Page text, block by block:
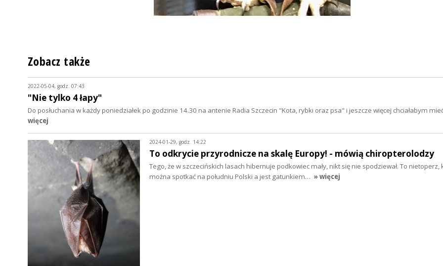
Zobacz także
2022-05-04, godz. 07:43
"Nie tylko 4 łapy"
Do posłuchania w każdy poniedziałek po godzinie 14.30 na antenie Radia Szczecin "Kota, rybki oraz psa" i jeszcze więcej chciałabym
więcej
2024-01-29, godz. 14:22
To odkrycie przyrodnicze na skalę Europy! - mówią chiropterolodzy
Tego, że w szczecińskich lasach hibernuje podkowiec mały, nikt się nie spodziewał. To nietoperz,
można spotkać na południu Polski a jest gatunkiem… » więcej